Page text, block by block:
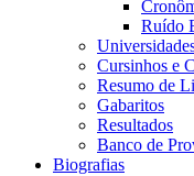
Ruído
Cursinhos e
Resumo de
Gabaritos
Resultados
Banco de
Biografias